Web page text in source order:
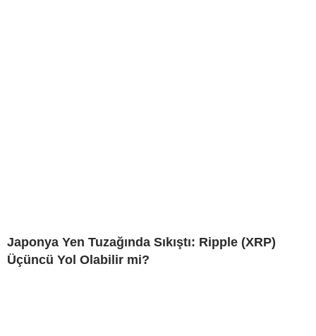
Japonya Yen Tuzağında Sıkıştı: Ripple (XRP)
Üçüncü Yol Olabilir mi?